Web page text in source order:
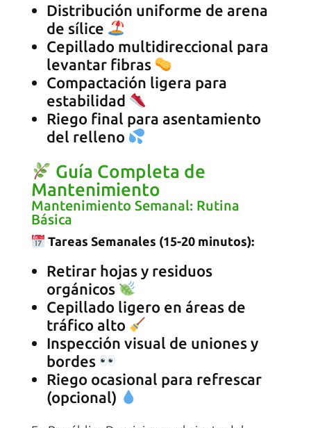
Distribución uniforme de arena
de sílice
Cepillado multidireccional para
levantar fibras
Compactación ligera para
estabilidad
Riego final para asentamiento
del relleno
Guía Completa de
Mantenimiento
Mantenimiento Semanal: Rutina
Básica
Tareas Semanales (15-20 minutos):
Retirar hojas y residuos
orgánicos
Cepillado ligero en áreas de
tráfico alto
Inspección visual de uniones y
bordes
Riego ocasional para refrescar
(opcional)